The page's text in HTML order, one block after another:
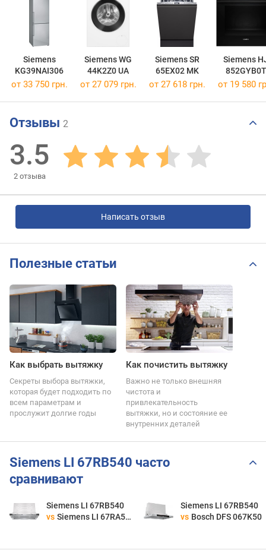
Siemens
KG39NAI306
Siemens WG
44K2Z0 UA
Siemens SR
65EX02 MK
Siemens
852GYB0T
от 33 750 грн. от 27 079 грн. от 27 618 грн. от 19 580
Отзывы 2
3.5
2 отзыва
Написать отзыв
Полезные статьи
Как выбрать вытяжку
Секреты выбора вытяжки,
которая будет подходить по
всем параметрам и
прослужит долгие годы
Как почистить вытяжку
Важно не только внешняя
чистота и
привлекательность
вытяжки, но и состояние ее
внутренних деталей
Siemens LI 67RB540 часто
сравнивают
Siemens LI 67RB540
vs Siemens LI 67RA560
Siemens LI 67RB540
vs Bosch DFS 067K50